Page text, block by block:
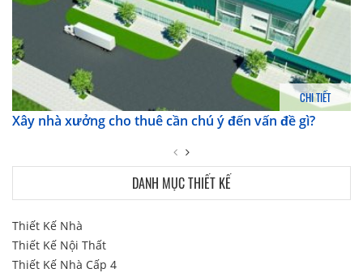
CHI TIẾT
Xây nhà xưởng cho thuê cần chú ý đến vấn đề gì?
DANH MỤC THIẾT KẾ
Thiết Kế Nhà
Thiết Kế Nội Thất
Thiết Kế Nhà Cấp 4